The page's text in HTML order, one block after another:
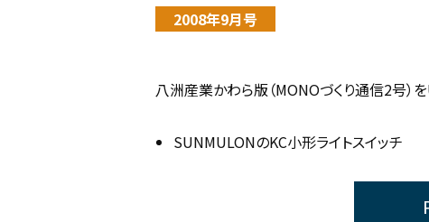
2008年9月号
八洲産業かわら版（MONOづくり通信2号）を
SUNMULONのKC小形ライトスイッチ